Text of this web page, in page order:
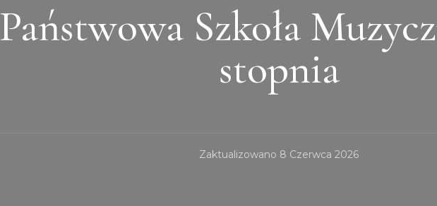
Państwowa Szkoła
stopnia
Zaktualizowano 8 Czerwca 2026